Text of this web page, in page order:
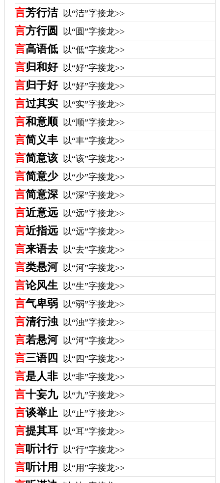
言芳行洁 以“洁”字接龙>>
言方行圆 以“圆”字接龙>>
言高语低 以“低”字接龙>>
言归和好 以“好”字接龙>>
言归于好 以“好”字接龙>>
言过其实 以“实”字接龙>>
言和意顺 以“顺”字接龙>>
言简义丰 以“丰”字接龙>>
言简意该 以“该”字接龙>>
言简意少 以“少”字接龙>>
言简意深 以“深”字接龙>>
言近意远 以“远”字接龙>>
言近指远 以“远”字接龙>>
言来语去 以“去”字接龙>>
言类悬河 以“河”字接龙>>
言论风生 以“生”字接龙>>
言气卑弱 以“弱”字接龙>>
言清行浊 以“浊”字接龙>>
言若悬河 以“河”字接龙>>
言三语四 以“四”字接龙>>
言是人非 以“非”字接龙>>
言十妄九 以“九”字接龙>>
言谈举止 以“止”字接龙>>
言提其耳 以“耳”字接龙>>
言听计行 以“行”字接龙>>
言听计用 以“用”字接龙>>